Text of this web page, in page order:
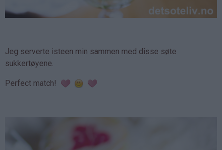
Jeg serverte isteen min sammen med disse søte
sukkertøyene.
Perfect match!